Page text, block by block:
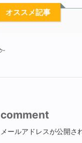
オススメ記事
-
comment
メールアドレスが公開さ